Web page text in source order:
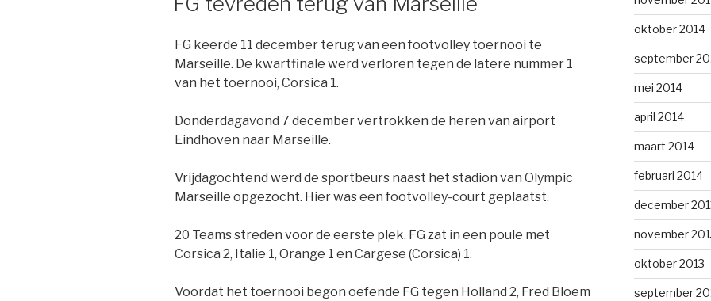
FG keerde 11 december terug van een footvolley toernooi te
Marseille. De kwartfinale werd verloren tegen de latere nummer 1
van het toernooi, Corsica 1.
Donderdagavond 7 december vertrokken de heren van airport
Eindhoven naar Marseille.
Vrijdagochtend werd de sportbeurs naast het stadion van Olympic
Marseille opgezocht. Hier was een footvolley-court geplaatst.
20 Teams streden voor de eerste plek. FG zat in een poule met
Corsica 2, Italie 1, Orange 1 en Cargese (Corsica) 1.
Voordat het toernooi begon oefende FG tegen Holland 2, Fred Bloem
oktober 2014
september
mei 2014
april 2014
maart 2014
februari 2014
december
november
oktober 2013
september